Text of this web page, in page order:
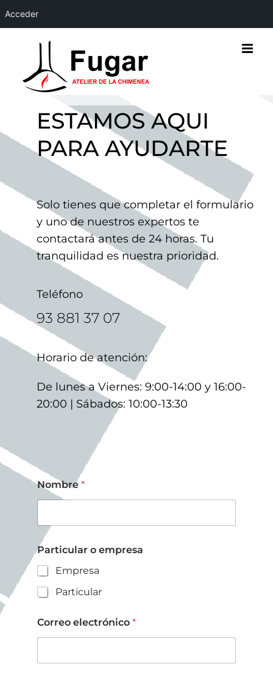
Acceder
contenido
ESTAMOS AQUI
PARA AYUDARTE
Solo tienes que completar el formulario
y uno de nuestros expertos te
contactará antes de 24 horas. Tu
tranquilidad es nuestra prioridad.
Teléfono
93 881 37 07
Horario de atención:
De lunes a Viernes: 9:00-14:00 y 16:00-
20:00 | Sábados: 10:00-13:30
Nombre *
Particular o empresa
Empresa
Particular
Correo electrónico *